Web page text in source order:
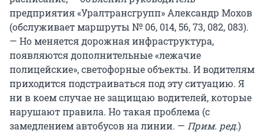
предприятия «Уралтрансгрупп» Александр Мохов
(обслуживает маршруты № 06, 014, 56, 73, 082, 083).
— Но меняется дорожная инфраструктура,
появляются дополнительные «лежачие
полицейские», светофорные объекты. И водителям
приходится подстраиваться под эту ситуацию. Я
ни в коем случае не защищаю водителей, которые
нарушают правила. Но такая проблема (с
замедлением автобусов на линии. — Прим. ред.)